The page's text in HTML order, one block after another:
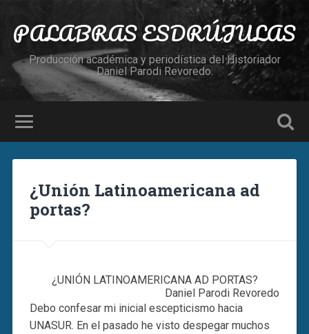
PALABRAS ESDRÚJULAS
Producción académica y periodística del Historiador
Daniel Parodi Revoredo.
¿Unión Latinoamericana ad
portas?
¿UNIÓN LATINOAMERICANA AD PORTAS?
Daniel Parodi Revoredo
Debo confesar mi inicial escepticismo hacia
UNASUR. En el pasado he visto despegar muchos